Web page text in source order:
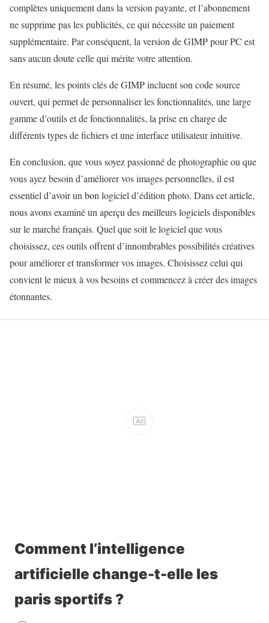
complètes uniquement dans la version payante, et l’abonnement
ne supprime pas les publicités, ce qui nécessite un paiement
supplémentaire. Par conséquent, la version de GIMP pour PC est
sans aucun doute celle qui mérite votre attention.
En résumé, les points clés de GIMP incluent son code source
ouvert, qui permet de personnaliser les fonctionnalités, une large
gamme d’outils et de fonctionnalités, la prise en charge de
différents types de fichiers et une interface utilisateur intuitive.
En conclusion, que vous soyez passionné de photographie ou que
vous ayez besoin d’améliorer vos images personnelles, il est
essentiel d’avoir un bon logiciel d’édition photo. Dans cet article,
nous avons examiné un aperçu des meilleurs logiciels disponibles
sur le marché français. Quel que soit le logiciel que vous
choisissez, ces outils offrent d’innombrables possibilités créatives
pour améliorer et transformer vos images. Choisissez celui qui
convient le mieux à vos besoins et commencez à créer des images
étonnantes.